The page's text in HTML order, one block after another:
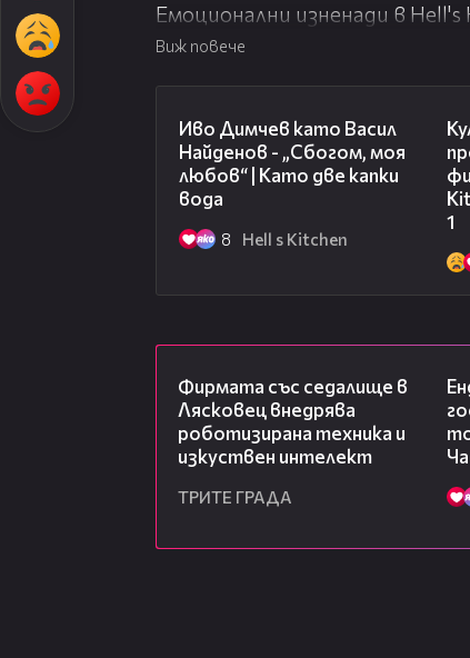
Емоционални изненади в Hell's
Виж повече
Иво Димчев като Васил
Найденов - „Сбогом, моя
любов“ | Като две капки
вода
8 Hell s Kitchen
1
Фирмата със седалище в
Лясковец внедрява
роботизирана техника и
изкуствен интелект
ТРИТЕ ГРАДА